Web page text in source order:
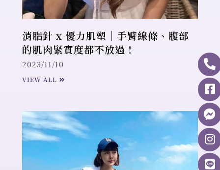
消脂針 x 優力肌塑｜手臂線條、腹部
的肌肉緊實度都不放過！
2023/11/10
VIEW ALL